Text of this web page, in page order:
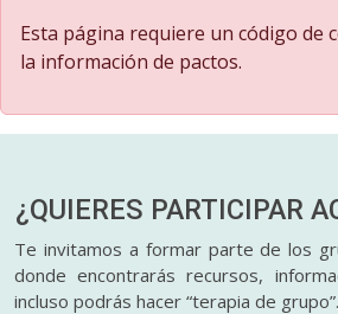
Esta página requiere un código de
la información de pactos.
¿QUIERES PARTICIPAR
Te invitamos a formar parte de los
donde encontrarás recursos,
incluso podrás hacer “terapia de grupo”.